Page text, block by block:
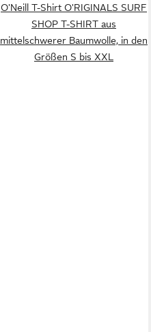
O'Neill T-Shirt O'RIGINALS SURF
SHOP T-SHIRT aus
mittelschwerer Baumwolle, in den
Größen S bis XXL